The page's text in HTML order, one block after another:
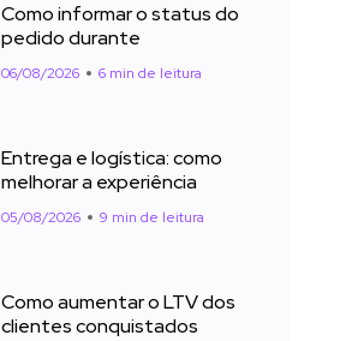
Como informar o status do
pedido durante
06/08/2026 6 min de leitura
Entrega e logística: como
melhorar a experiência
05/08/2026 9 min de leitura
Como aumentar o LTV dos
clientes conquistados